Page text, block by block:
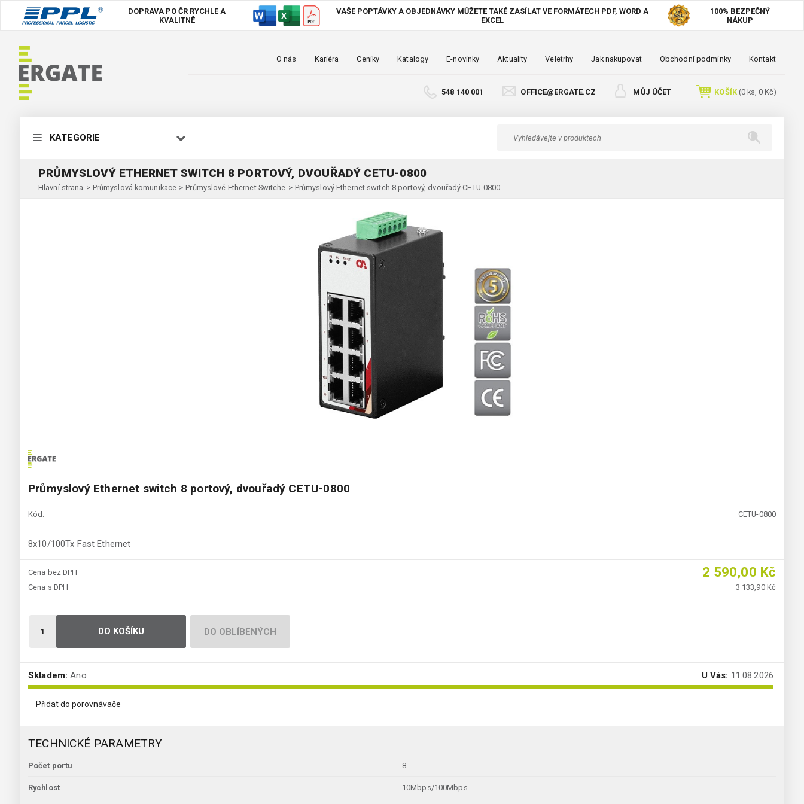
DOPRAVA PO ČR RYCHLE A
KVALITNĚ
VAŠE POPTÁVKY A OBJEDNÁVKY MŮŽETE TAKÉ ZASÍLAT VE FORMÁTECH PDF, WORD A
EXCEL
100% BEZPEČNÝ
NÁKUP
O nás Kariéra Ceníky Katalogy E-novinky Aktuality Veletrhy Jak nakupovat Obchodní podmínky Kontakt
548 140 001 OFFICE@ERGATE.CZ MŮJ ÚČET KOŠÍK(0ks, 0 Kč)
KATEGORIE
PRŮMYSLOVÝ ETHERNET SWITCH 8 PORTOVÝ, DVOUŘADÝ CETU-0800
Hlavní strana > Průmyslová komunikace > Průmyslové Ethernet Switche > Průmyslový Ethernet switch 8 portový, dvouřadý CETU-0800
Průmyslový Ethernet switch 8 portový, dvouřadý CETU-0800
Kód: CETU-0800
8x10/100Tx Fast Ethernet
Cena bez DPH 2 590,00 Kč
Cena s DPH 3 133,90 Kč
DO KOŠÍKU DO OBLÍBENÝCH
Skladem: Ano U Vás: 11.08.2026
Přidat do porovnávače
TECHNICKÉ PARAMETRY
Počet portu 8
Rychlost 10Mbps/100Mbps